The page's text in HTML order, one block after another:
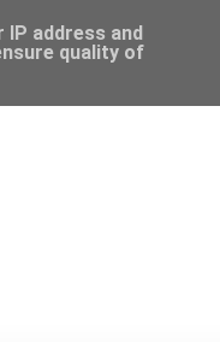
address and
quality of